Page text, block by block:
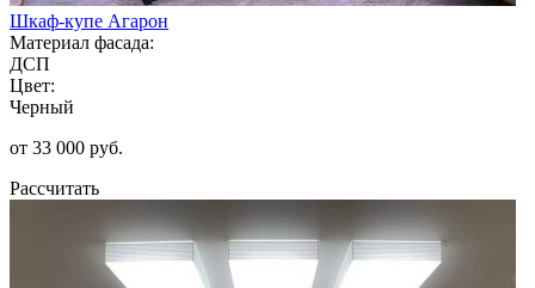
Шкаф-купе Агарон
Материал фасада:
ДСП
Цвет:
Черный
от 33 000 руб.
Рассчитать